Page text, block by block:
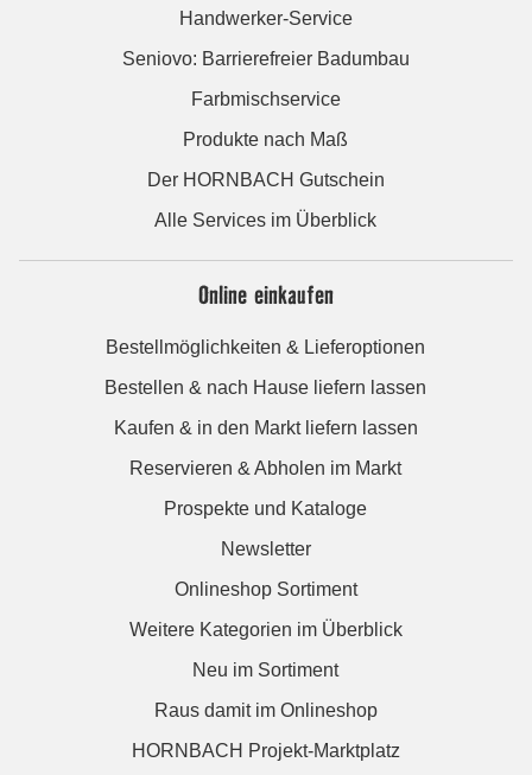
Handwerker-Service
Seniovo: Barrierefreier Badumbau
Farbmischservice
Produkte nach Maß
Der HORNBACH Gutschein
Alle Services im Überblick
Online einkaufen
Bestellmöglichkeiten & Lieferoptionen
Bestellen & nach Hause liefern lassen
Kaufen & in den Markt liefern lassen
Reservieren & Abholen im Markt
Prospekte und Kataloge
Newsletter
Onlineshop Sortiment
Weitere Kategorien im Überblick
Neu im Sortiment
Raus damit im Onlineshop
HORNBACH Projekt-Marktplatz